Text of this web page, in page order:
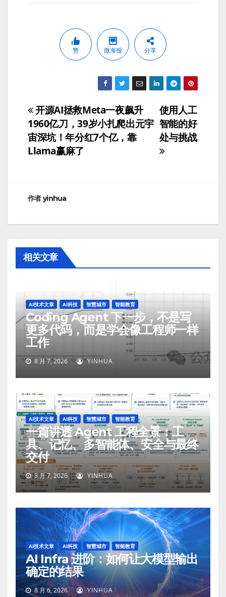
赞 微海报 分享
文
章
导
使用人工
智能的好
处与挑战
开源AI拯救Meta一夜飙升
1960亿刀，39岁小扎爬出元宇
宙深坑！年分红7个亿，靠
Llama赢麻了
作者yinhua
相关文章
AI技术文章 AI科技 智慧城市 智能教育
Coding Agent 下一步，不是写
更多代码，而是学会像工程师一样
工作
8 月 7, 2026 YINHUA
AI技术文章 AI科技 智慧城市 智能教育
一篇讲透 Agent 工程全景：工
具、记忆、多智能体、安全与最终
交付
8 月 7, 2026 YINHUA
AI技术文章 AI科技 智慧城市 智能教育
AI Infra 进阶：如何让大模型输出
确定的结果
8 月 6, 2026 YINHUA